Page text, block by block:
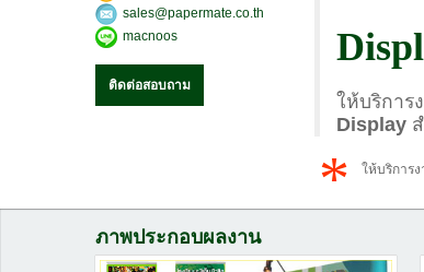
sales@papermate.co.th
macnoos
ติดต่อสอบถาม
ให้บริการ
Display
* ให้บริการ
ภาพประกอบผลงาน